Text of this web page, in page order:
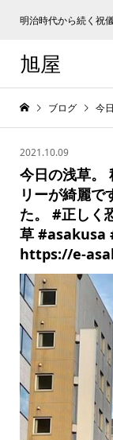
明治時代から続く祝
旭屋
ブログ 今
2021.10.09
今日の浅草。
リーが綺麗で
た。 #正しく
草 #asakusa
https://e-